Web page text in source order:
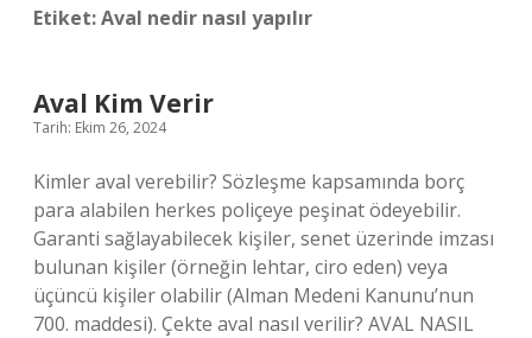
Etiket:Aval nedir nasıl yapılır
Aval Kim Verir
Tarih: Ekim 26, 2024
Kimler aval verebilir? Sözleşme kapsamında borç
para alabilen herkes poliçeye peşinat ödeyebilir.
Garanti sağlayabilecek kişiler, senet üzerinde imzası
bulunan kişiler (örneğin lehtar, ciro eden) veya
üçüncü kişiler olabilir (Alman Medeni Kanunu’nun
700. maddesi). Çekte aval nasıl verilir? AVAL NASIL